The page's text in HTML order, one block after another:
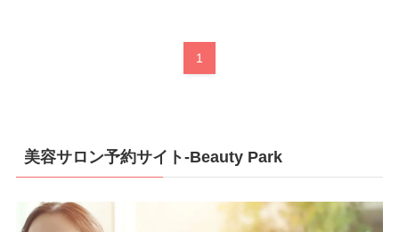
1
美容サロン予約サイト-Beauty Park